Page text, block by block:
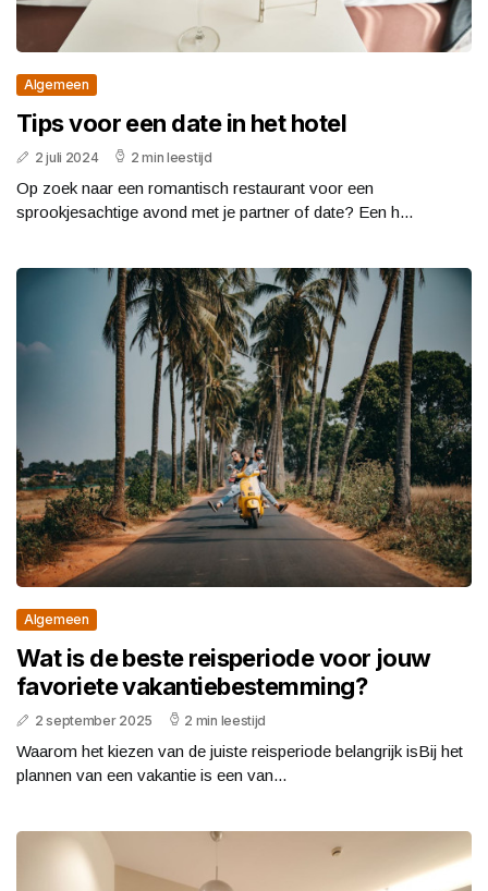
Algemeen
Tips voor een date in het hotel
2 juli 2024 2 min leestijd
Op zoek naar een romantisch restaurant voor een
sprookjesachtige avond met je partner of date? Een h...
Algemeen
Wat is de beste reisperiode voor jouw
favoriete vakantiebestemming?
2 september 2025 2 min leestijd
Waarom het kiezen van de juiste reisperiode belangrijk isBij het
plannen van een vakantie is een van...